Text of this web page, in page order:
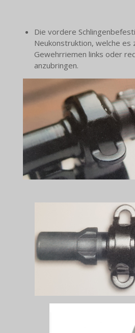
Die vordere
Neukonstruktion, welche es
Gewehrriemen links oder
anzubringen.